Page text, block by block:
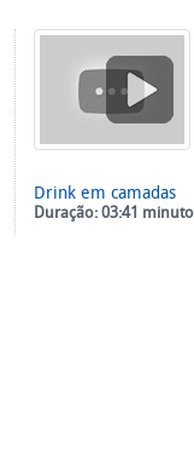
Drink em camadas
Duração: 03:41